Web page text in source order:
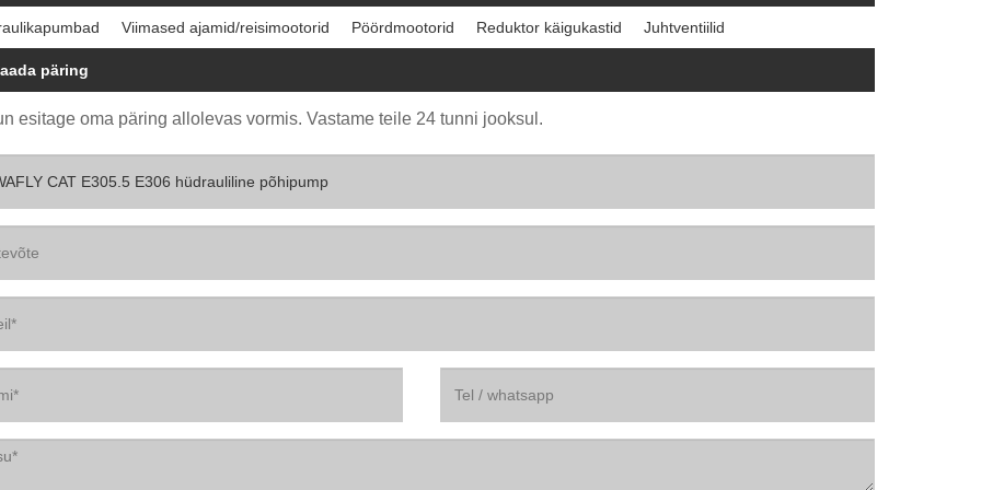
Viimased ajamid/reisimootorid Pöördmootorid Reduktor käigukastid Juhtventiilid
päring
esitage oma päring allolevas vormis. Vastame teile 24 tunni jooksul.